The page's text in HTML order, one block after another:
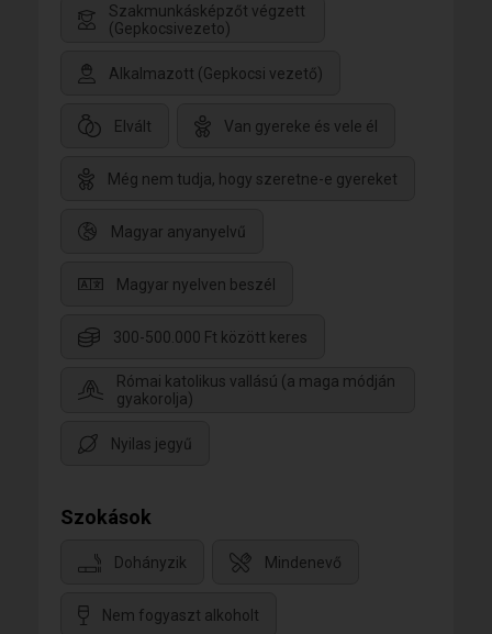
Szakmunkásképzőt végzett
(Gepkocsivezeto)
Alkalmazott (Gepkocsi vezető)
Elvált Van gyereke és vele él
Még nem tudja, hogy szeretne-e gyereket
Magyar anyanyelvű
Magyar nyelven beszél
300-500.000 Ft között keres
Római katolikus vallású (a maga módján
gyakorolja)
Nyilas jegyű
Szokások
Dohányzik Mindenevő
Nem fogyaszt alkoholt